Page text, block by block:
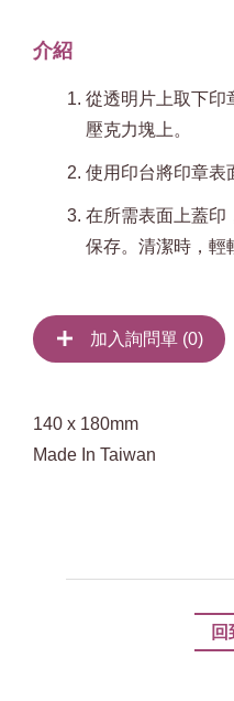
介紹
從透明片上取下印
壓克力塊上。
使用印台將印章表
在所需表面上蓋印
保存。清潔時，輕
加入詢問單 (0)
140 x 180mm
Made In Taiwan